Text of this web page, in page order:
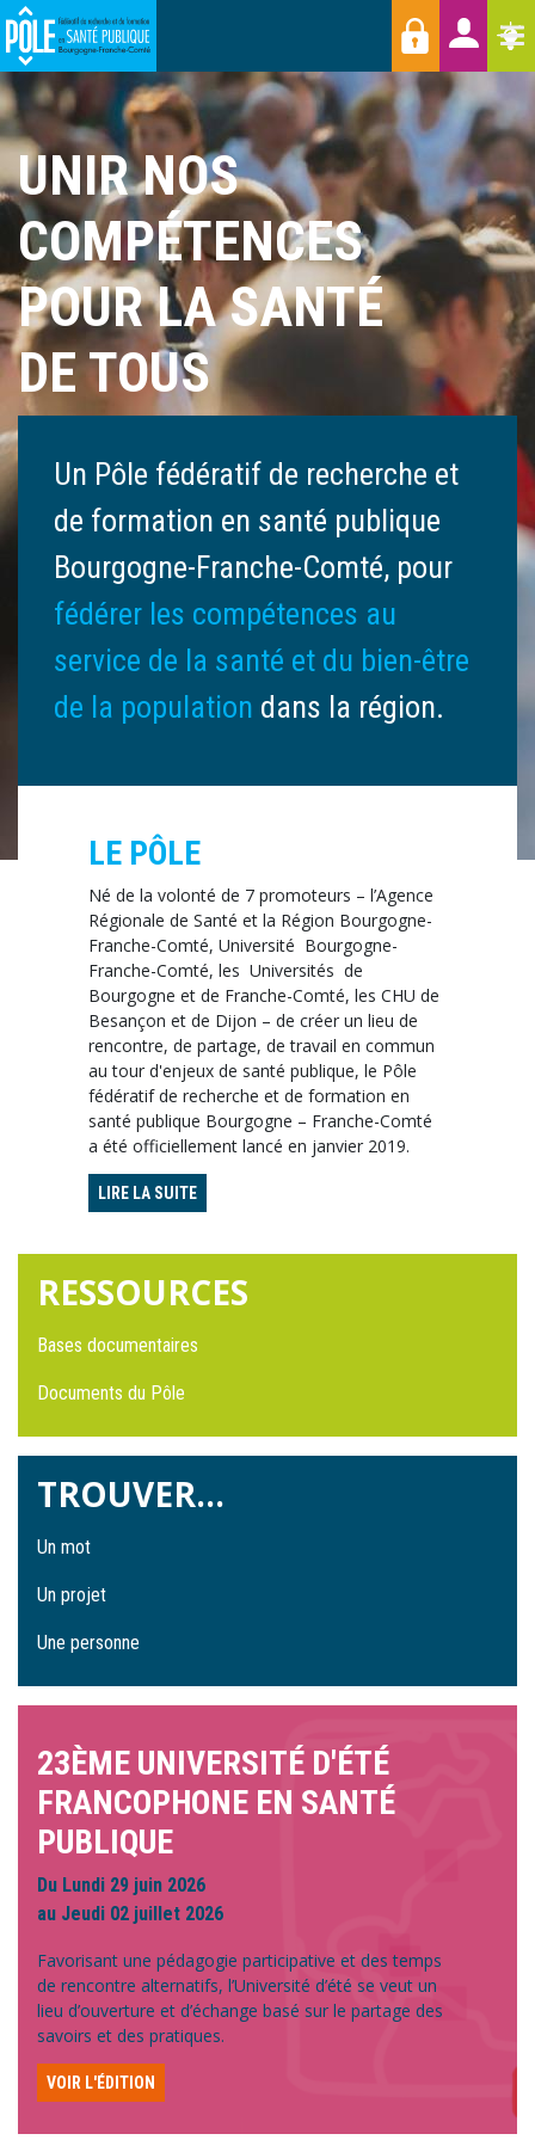
Aller
au
contenu
principal
T
Menu
Raccourcis
UNIR NOS
COMPÉTENCES
POUR LA SANTÉ
DE TOUS
Un Pôle fédératif de recherche et
de formation en santé publique
Bourgogne-Franche-Comté, pour
fédérer les compétences au
service de la santé et du bien-être
de la population dans la région.
LE PÔLE
Né de la volonté de 7 promoteurs – l’Agence
Régionale de Santé et la Région Bourgogne-
Franche-Comté, Université Bourgogne-
Franche-Comté, les Universités de
Bourgogne et de Franche-Comté, les CHU de
Besançon et de Dijon – de créer un lieu de
rencontre, de partage, de travail en commun
au tour d'enjeux de santé publique, le Pôle
fédératif de recherche et de formation en
santé publique Bourgogne – Franche-Comté
a été officiellement lancé en janvier 2019.
LIRE LA SUITE
RESSOURCES
Bases documentaires
Documents du Pôle
TROUVER...
Un mot
Un projet
Une personne
23ÈME UNIVERSITÉ D'ÉTÉ
FRANCOPHONE EN SANTÉ
PUBLIQUE
Du Lundi 29 juin 2026
au Jeudi 02 juillet 2026
Favorisant une pédagogie participative et des temps
de rencontre alternatifs, l’Université d’été se veut un
lieu d’ouverture et d’échange basé sur le partage des
savoirs et des pratiques.
VOIR L'ÉDITION